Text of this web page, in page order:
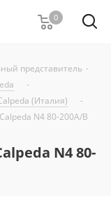
0
представитель -
-
(Италия)
-
N4 80-200A/B
N4 80-